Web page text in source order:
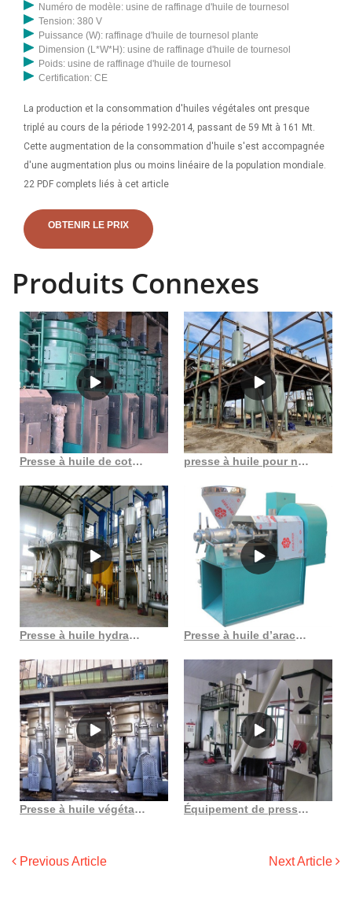
Numéro de modèle: usine de raffinage d'huile de tournesol
Tension: 380 V
Puissance (W): raffinage d'huile de tournesol plante
Dimension (L*W*H): usine de raffinage d'huile de tournesol
Poids: usine de raffinage d'huile de tournesol
Certification: CE
La production et la consommation d'huiles végétales ont presque
triplé au cours de la période 1992-2014, passant de 59 Mt à 161 Mt.
Cette augmentation de la consommation d'huile s'est accompagnée
d'une augmentation plus ou moins linéaire de la population mondiale.
22 PDF complets liés à cet article
OBTENIR LE PRIX
Produits Connexes
Presse à huile de coton combinée automatique 6yl 68, machines de moulin à huile de graines de coton presse à huile pour nigella sativa au Congo Démocratie
Presse à huile hydraulique de bonne performance au Gabon Presse à huile d’arachide, approvisionnement direct d’usine, machine d’extraction d’huile
Presse à huile végétale pour extraction d’huile de graines de tournesol Équipement de presse hydraulique à huile de noix de 800 tonnes au Burundi
Previous Article Next Article